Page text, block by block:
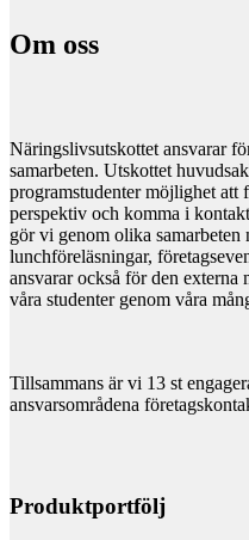
Om oss
Näringslivsutskottet ansvarar
samarbeten. Utskottet
programstudenter möjlighet
perspektiv och komma i
gör vi genom olika
lunchföreläsningar,
ansvarar också för den
våra studenter genom våra
Tillsammans är vi 13 st
ansvarsområdena
Produktportfölj